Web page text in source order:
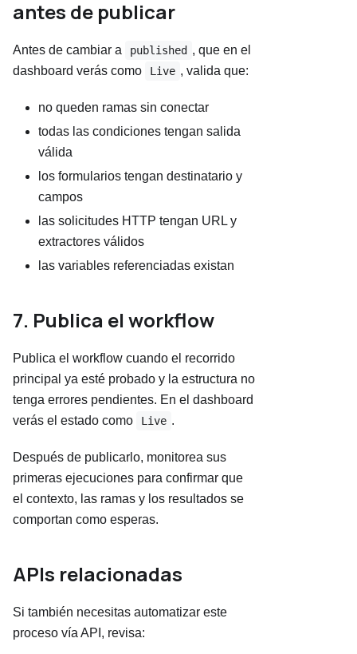
antes de publicar
Antes de cambiar a published , que en el
dashboard verás como
Live , valida que:
no queden ramas sin conectar
todas las condiciones tengan salida
válida
los formularios tengan destinatario y
campos
las solicitudes HTTP tengan URL y
extractores válidos
las variables referenciadas existan
7. Publica el workflow
Publica el workflow cuando el recorrido
principal ya esté probado y la estructura no
tenga errores pendientes. En el dashboard
verás el estado como
Live .
Después de publicarlo, monitorea sus
primeras ejecuciones para confirmar que
el contexto, las ramas y los resultados se
comportan como esperas.
APIs relacionadas
Si también necesitas automatizar este
proceso vía API, revisa: